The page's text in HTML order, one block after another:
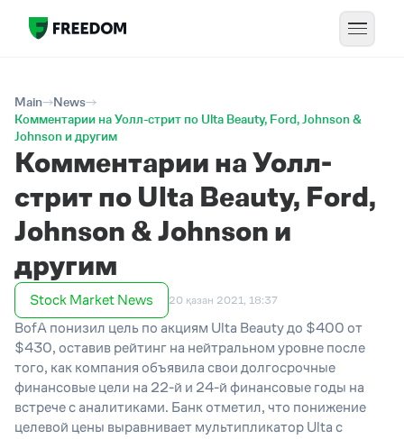
Main
News
Комментарии на Уолл-стрит по Ulta Beauty, Ford, Johnson &
Johnson и другим
Комментарии на Уолл-
стрит по Ulta Beauty, Ford,
Johnson & Johnson и
другим
Stock Market News 20 қазан 2021, 18:37
BofA понизил цель по акциям Ulta Beauty до $400 от
$430, оставив рейтинг на нейтральном уровне после
того, как компания объявила свои долгосрочные
финансовые цели на 22-й и 24-й финансовые годы на
встрече с аналитиками. Банк отметил, что понижение
целевой цены выравнивает мультипликатор Ulta с